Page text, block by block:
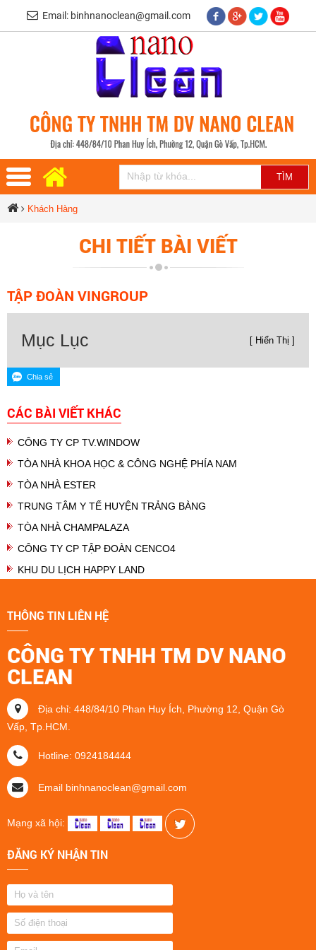
Email: binhnanoclean@gmail.com
Khách Hàng
CHI TIẾT BÀI VIẾT
TẬP ĐOÀN VINGROUP
Mục Lục [ Hiển Thị ]
CÁC BÀI VIẾT KHÁC
CÔNG TY CP TV.WINDOW
TÒA NHÀ KHOA HỌC & CÔNG NGHỆ PHÍA NAM
TÒA NHÀ ESTER
TRUNG TÂM Y TẾ HUYỆN TRẢNG BÀNG
TÒA NHÀ CHAMPALAZA
CÔNG TY CP TẬP ĐOÀN CENCO4
KHU DU LỊCH HAPPY LAND
THÔNG TIN LIÊN HỆ
CÔNG TY TNHH TM DV NANO
CLEAN
Địa chỉ: 448/84/10 Phan Huy Ích, Phường 12, Quận Gò
Vấp, Tp.HCM.
Hotline: 0924184444
Email binhnanoclean@gmail.com
Mạng xã hội:
ĐĂNG KÝ NHẬN TIN